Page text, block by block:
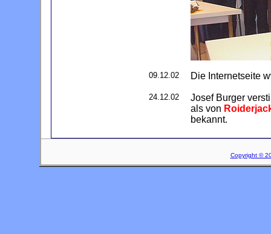
09.12.02 Die Internetseite
24.12.02
Josef Burger
als von
bekannt.
Copyright ©